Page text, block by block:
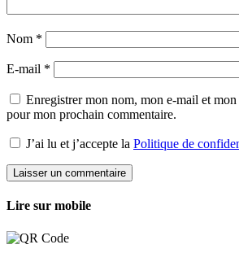
Nom *
E-mail *
Enregistrer mon nom, mon e-mail et
pour mon prochain commentaire.
J’ai lu et j’accepte la Politique de
Lire sur mobile